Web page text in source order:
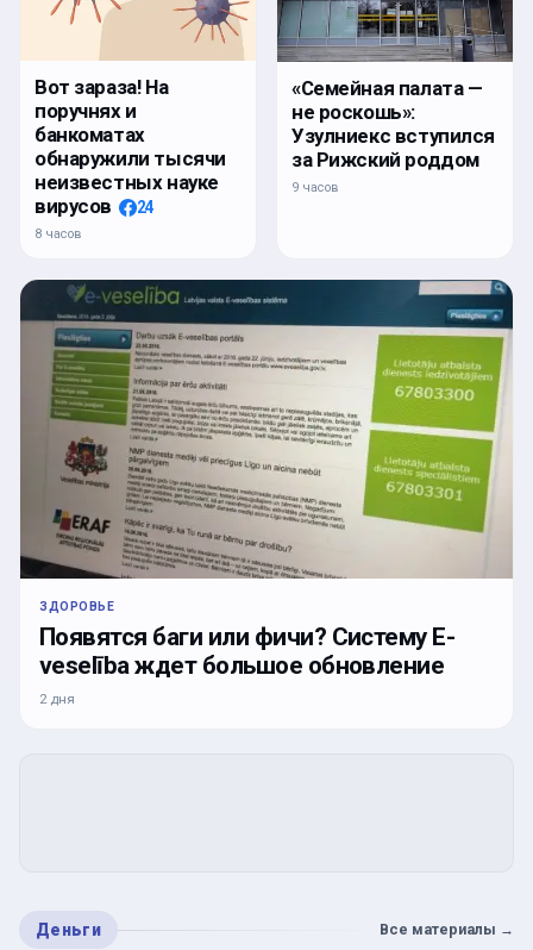
Вот зараза! На
поручнях и
банкоматах
обнаружили тысячи
неизвестных науке
вирусов
24
8 часов
«Семейная палата —
не роскошь»:
Узулниекс вступился
за Рижский роддом
9 часов
ЗДОРОВЬЕ
Появятся баги или фичи? Систему E-
veselība ждет большое обновление
2 дня
Деньги Все материалы →